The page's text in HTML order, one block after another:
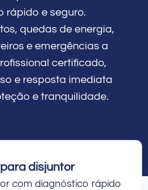
rápido e seguro.
quedas de energia,
e emergências a
certificado,
e resposta imediata
e tranquilidade.
disjuntor
com diagnóstico rápido